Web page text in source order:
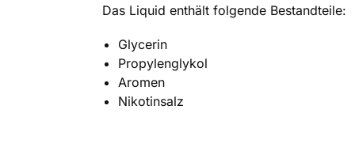
Das Liquid enthält folgende Bestandteile:
Glycerin
Propylenglykol
Aromen
Nikotinsalz